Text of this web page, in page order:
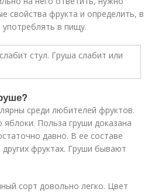
свойства фрукта и определить, в
в пищу.
среди любителей фруктов.
Польза груши доказана
давно. В ее составе
фруктах. Груши бывают
сорт довольно легко. Цвет